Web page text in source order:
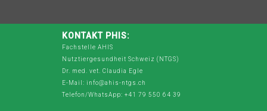
KONTAKT PHIS:
Fachstelle AHIS
Nutztiergesundheit Schweiz (NTGS)
Dr. med. vet. Claudia Egle
E-Mail: info@ahis-ntgs.ch
Telefon/WhatsApp: +41 79 550 64 39